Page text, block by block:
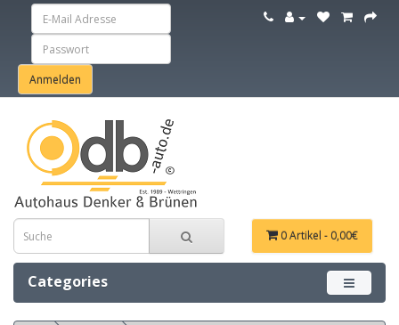
0 Artikel - 0,00€
Categories Menü